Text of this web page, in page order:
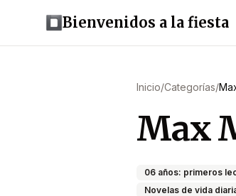
Bienvenidos a la fiesta
Inicio/Categorías/
Max
06 años: primeros
Novelas de vida